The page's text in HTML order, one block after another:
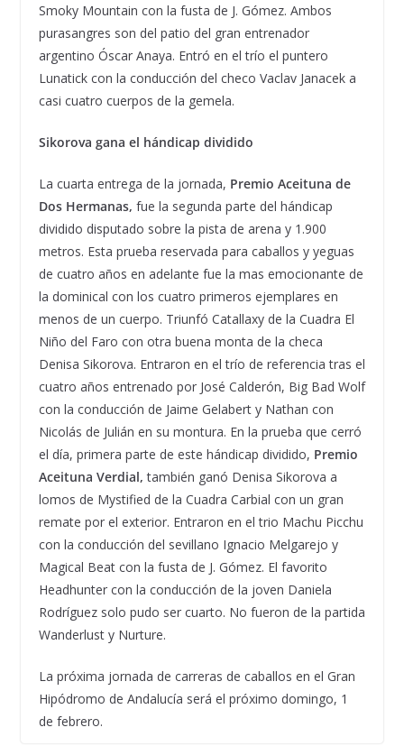
Smoky Mountain con la fusta de J. Gómez. Ambos
purasangres son del patio del gran entrenador
argentino Óscar Anaya. Entró en el trío el puntero
Lunatick con la conducción del checo Vaclav Janacek a
casi cuatro cuerpos de la gemela.
Sikorova gana el hándicap dividido
La cuarta entrega de la jornada, Premio Aceituna de
Dos Hermanas, fue la segunda parte del hándicap
dividido disputado sobre la pista de arena y 1.900
metros. Esta prueba reservada para caballos y yeguas
de cuatro años en adelante fue la mas emocionante de
la dominical con los cuatro primeros ejemplares en
menos de un cuerpo. Triunfó Catallaxy de la Cuadra El
Niño del Faro con otra buena monta de la checa
Denisa Sikorova. Entraron en el trío de referencia tras el
cuatro años entrenado por José Calderón, Big Bad Wolf
con la conducción de Jaime Gelabert y Nathan con
Nicolás de Julián en su montura. En la prueba que cerró
el día, primera parte de este hándicap dividido, Premio
Aceituna Verdial, también ganó Denisa Sikorova a
lomos de Mystified de la Cuadra Carbial con un gran
remate por el exterior. Entraron en el trio Machu Picchu
con la conducción del sevillano Ignacio Melgarejo y
Magical Beat con la fusta de J. Gómez. El favorito
Headhunter con la conducción de la joven Daniela
Rodríguez solo pudo ser cuarto. No fueron de la partida
Wanderlust y Nurture.
La próxima jornada de carreras de caballos en el Gran
Hipódromo de Andalucía será el próximo domingo, 1
de febrero.